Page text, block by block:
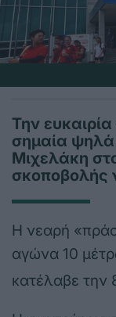
Την
σημαία ψηλά
Μιχελάκη
σκοποβολής
Η νεαρή
αγώνα 10
κατέλαβε την